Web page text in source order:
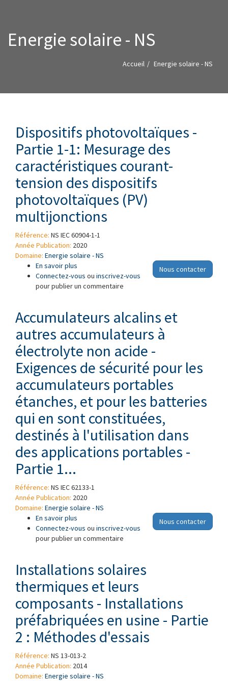
Energie solaire - NS
Accueil Energie solaire - NS
Dispositifs photovoltaïques -
Partie 1-1: Mesurage des
caractéristiques courant-
tension des dispositifs
photovoltaïques (PV)
multijonctions
Référence: NS IEC 60904-1-1
Année Publication: 2020
Domaine: Energie solaire - NS
Nous contacter
En savoir plus à propos de Dispositifs photovoltaïques -
Partie 1-1: Mesurage des caractéristiques
courant-tension des dispositifs
Connectez-vous ou inscrivez-vous
pour publier un commentaire
Accumulateurs alcalins et
autres accumulateurs à
électrolyte non acide -
Exigences de sécurité pour les
accumulateurs portables
étanches, et pour les batteries
qui en sont constituées,
destinés à l'utilisation dans
des applications portables -
Partie 1...
Référence: NS IEC 62133-1
Année Publication: 2020
Domaine: Energie solaire - NS
Nous contacter
En savoir plus à propos de Accumulateurs alcalins et autres
accumulateurs à électrolyte non acide -
Exigences de sécurité pour les accumulateurs
dans des applications portables - Partie 1...
Connectez-vous ou inscrivez-vous
pour publier un commentaire
Installations solaires
thermiques et leurs
composants - Installations
préfabriquées en usine - Partie
2 : Méthodes d'essais
Référence: NS 13-013-2
Année Publication: 2014
Domaine: Energie solaire - NS